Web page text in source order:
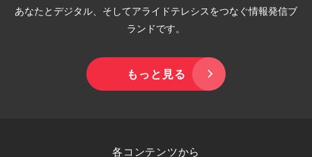
あなたとデジタル、そしてアライドテレシスをつなぐ情報発信ブ
ランドです。
もっと見る
各コンテンツから